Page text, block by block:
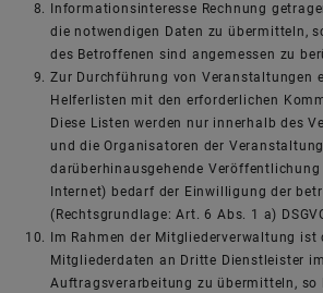
Informationsinteresse Rechnung
die notwendigen Daten zu übermitteln,
des Betroffenen sind angemessen zu
Zur Durchführung von Veranstaltungen
Helferlisten mit den erforderlichen
Diese Listen werden nur innerhalb des
und die Organisatoren der
darüberhinausgehende Veröffentlichung
Internet) bedarf der Einwilligung der
(Rechtsgrundlage: Art. 6 Abs. 1 a)
Im Rahmen der Mitgliederverwaltung ist
Mitgliederdaten an Dritte Dienstleister
Auftragsverarbeitung zu übermitteln, so